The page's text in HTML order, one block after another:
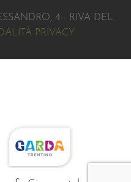
4 - RIVA DEL
PRIVACY